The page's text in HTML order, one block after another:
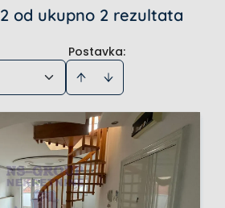
od ukupno 2 rezultata
Postavka: